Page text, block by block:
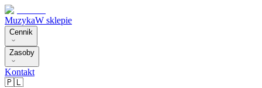
MuzykaW sklepie
Cennik
Zasoby
Kontakt
🇵🇱